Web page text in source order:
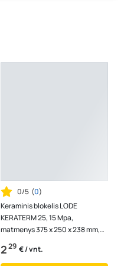
0/5 (0)
Keraminis blokelis LODE
KERATERM 25, 15 Mpa,
matmenys 375 x 250 x 238 mm,
30.004250N
229 € / vnt.